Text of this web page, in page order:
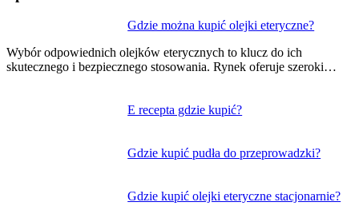
Gdzie można kupić olejki eteryczne?
Wybór odpowiednich olejków eterycznych to klucz do ich
skutecznego i bezpiecznego stosowania. Rynek oferuje szeroki…
E recepta gdzie kupić?
Gdzie kupić pudła do przeprowadzki?
Gdzie kupić olejki eteryczne stacjonarnie?
wpisu